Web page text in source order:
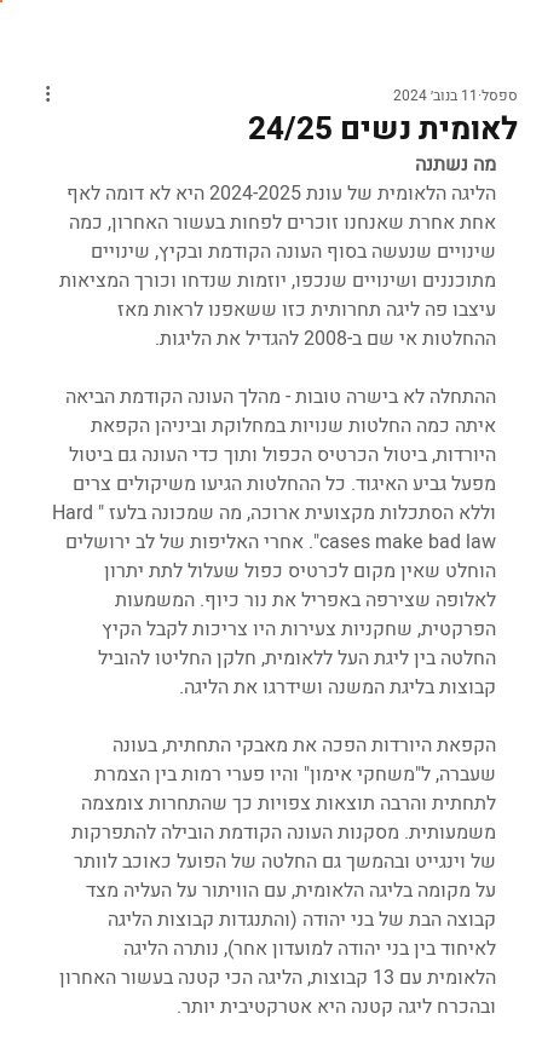
לאומית נשים 24/25
ספסל 11 בנוב׳ 2024
מה נשתנה
הליגה הלאומית של עונת 2024-2025 היא לא דומה לאף
אחת אחרת שאנחנו זוכרים לפחות בעשור האחרון, כמה
שינויים שנעשה בסוף העונה הקודמת ובקיץ, שינויים
מתוכננים ושינויים שנכפו, יוזמות שנדחו וכורך המציאות
עיצבו פה ליגה תחרותית כזו ששאפנו לראות מאז
ההחלטות אי שם ב-2008 להגדיל את הליגות.
ההתחלה לא בישרה טובות - מהלך העונה הקודמת הביאה
איתה כמה החלטות שנויות במחלוקת וביניהן הקפאת
היורדות, ביטול הכרטיס הכפול ותוך כדי העונה גם ביטול
מפעל גביע האיגוד. כל ההחלטות הגיעו משיקולים צרים
וללא הסתכלות מקצועית ארוכה, מה שמכונה בלעז "Hard
cases make bad law". אחרי האליפות של לב ירושלים
הוחלט שאין מקום לכרטיס כפול שעלול לתת יתרון
לאלופה שצירפה באפריל את נור כיוף. המשמעות
הפרקטית, שחקניות צעירות היו צריכות לקבל הקיץ
החלטה בין ליגת העל ללאומית, חלקן החליטו להוביל
קבוצות בליגת המשנה ושידרגו את הליגה.
הקפאת היורדות הפכה את מאבקי התחתית, בעונה
שעברה, ל"משחקי אימון" והיו פערי רמות בין הצמרת
לתחתית והרבה תוצאות צפויות כך שהתחרות צומצמה
משמעותית. מסקנות העונה הקודמת הובילה להתפרקות
של וינגייט ובהמשך גם החלטה של הפועל כאוכב לוותר
על מקומה בליגה הלאומית, עם הוויתור על העליה מצד
קבוצה הבת של בני יהודה (והתנגדות קבוצות הליגה
לאיחוד בין בני יהודה למועדון אחר), נותרה הליגה
הלאומית עם 13 קבוצות, הליגה הכי קטנה בעשור האחרון
ובהכרח ליגה קטנה היא אטרקטיבית יותר.